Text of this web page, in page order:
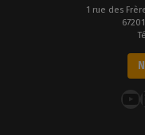
1 rue des